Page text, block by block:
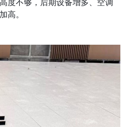
度不够，后期设备增多、空调
高。